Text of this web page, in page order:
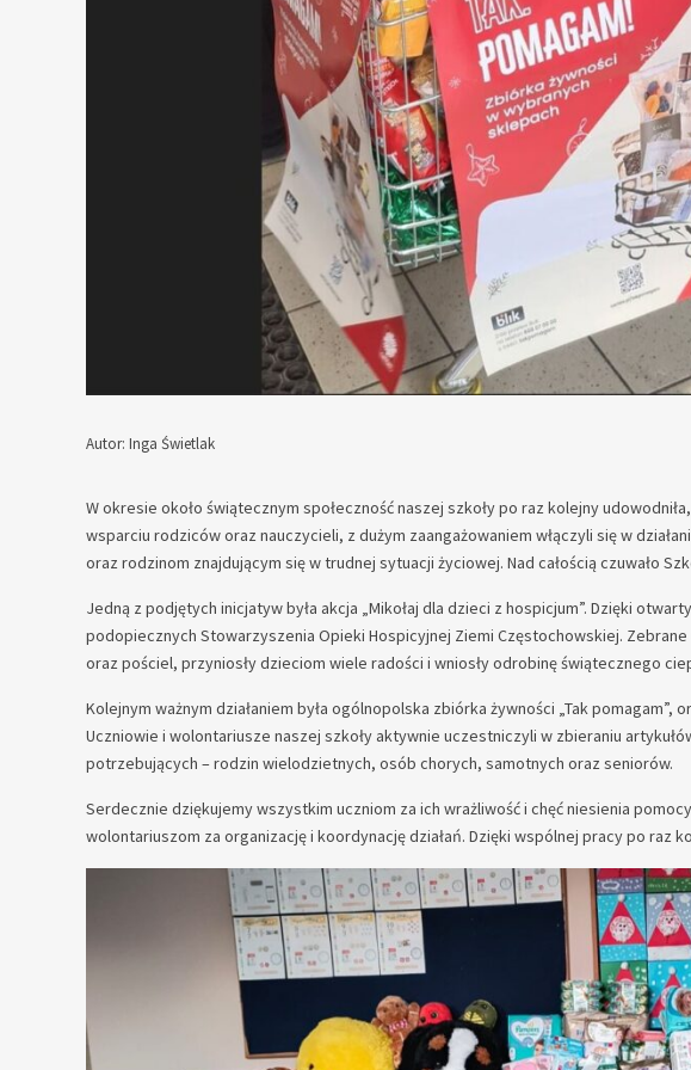
Autor: Inga Świetlak
W okresie około świątecznym społeczność naszej szkoły po raz kolejny
wsparciu rodziców oraz nauczycieli, z dużym zaangażowaniem włączyli się w
oraz rodzinom znajdującym się w trudnej sytuacji życiowej. Nad całością czuwało
Jedną z podjętych inicjatyw była akcja „Mikołaj dla dzieci z hospicjum”. Dzięki
podopiecznych Stowarzyszenia Opieki Hospicyjnej Ziemi Częstochowskiej.
oraz pościel, przyniosły dzieciom wiele radości i wniosły odrobinę świątecznego
Kolejnym ważnym działaniem była ogólnopolska zbiórka żywności „Tak
Uczniowie i wolontariusze naszej szkoły aktywnie uczestniczyli w zbieraniu
potrzebujących – rodzin wielodzietnych, osób chorych, samotnych oraz seniorów.
Serdecznie dziękujemy wszystkim uczniom za ich wrażliwość i chęć niesienia
wolontariuszom za organizację i koordynację działań. Dzięki wspólnej pracy po raz